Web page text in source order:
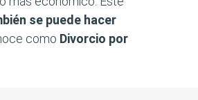
se puede hacer
como Divorcio por